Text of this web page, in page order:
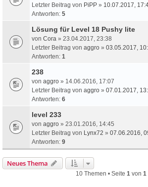
Letzter Beitrag von PiPP » 10.07.2017,
Antworten: 5
Lösung für Level 18 Pushy lite
von Cora » 23.04.2017, 23:38
Letzter Beitrag von aggro » 03.05.2017,
Antworten: 1
238
von aggro » 14.06.2016, 17:07
Letzter Beitrag von aggro » 07.01.2017,
Antworten: 6
level 233
von aggro » 23.01.2016, 14:45
Letzter Beitrag von Lynx72 » 07.06.2016,
Antworten: 9
Neues Thema
10 Themen • Seite 1von 1